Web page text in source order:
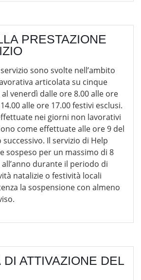
PRESTAZIONE
sono svolte nell’ambito
articolata su cinque
venerdì dalle ore 8.00 alle ore
alle ore 17.00 festivi esclusi.
nei giorni non lavorativi
come effettuate alle ore 9 del
Il servizio di Help
sospeso per un massimo di 8
durante il periodo di
natalizie o festività locali
la sospensione con almeno
DI ATTIVAZIONE DEL